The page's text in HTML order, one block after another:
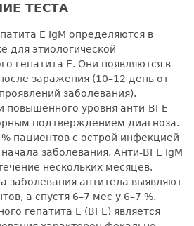
ТЕСТА
Е IgM определяются в
для этиологической
гепатита Е. Они появляются в
заражения (10–12 день от
заболевания).
повышенного уровня анти-ВГЕ
подтверждением диагноза.
пациентов с острой инфекцией
заболевания. Анти-ВГЕ IgМ
нескольких месяцев.
заболевания антитела выявляют
а спустя 6–7 мес у 6–7 %.
гепатита Е (ВГЕ) является